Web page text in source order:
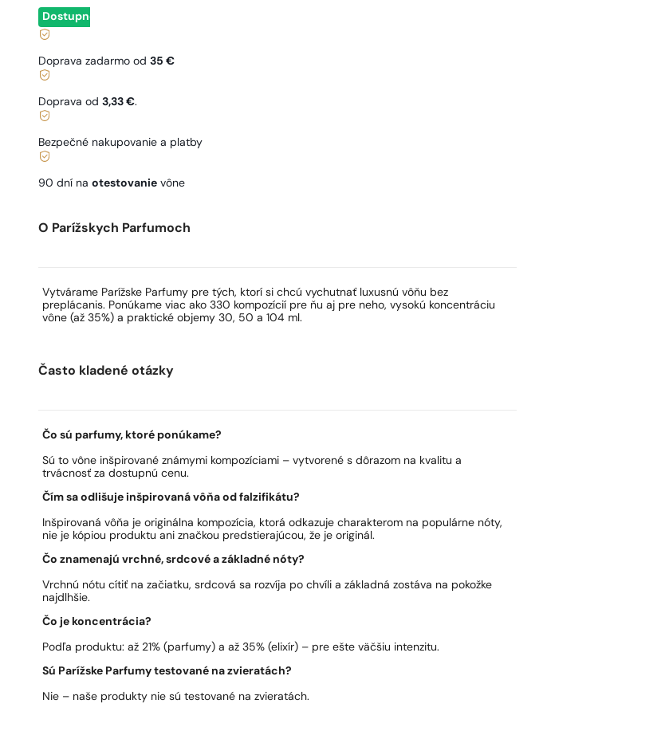
Dostupné
Doprava zadarmo od 35 €
Doprava od 3,33 €.
Bezpečné nakupovanie a platby
90 dní na otestovanie vône
O Parížskych Parfumoch
Vytvárame Parížske Parfumy pre tých, ktorí si chcú vychutnať luxusnú vôňu bez
preplácanis. Ponúkame viac ako 330 kompozícií pre ňu aj pre neho, vysokú koncentráciu
vône (až 35%) a praktické objemy 30, 50 a 104 ml.
Často kladené otázky
Čo sú parfumy, ktoré ponúkame?
Sú to vône inšpirované známymi kompozíciami – vytvorené s dôrazom na kvalitu a
trvácnosť za dostupnú cenu.
Čím sa odlišuje inšpirovaná vôňa od falzifikátu?
Inšpirovaná vôňa je originálna kompozícia, ktorá odkazuje charakterom na populárne nóty,
nie je kópiou produktu ani značkou predstierajúcou, že je originál.
Čo znamenajú vrchné, srdcové a základné nóty?
Vrchnú nótu cítiť na začiatku, srdcová sa rozvíja po chvíli a základná zostáva na pokožke
najdlhšie.
Čo je koncentrácia?
Podľa produktu: až 21% (parfumy) a až 35% (elixír) – pre ešte väčšiu intenzitu.
Sú Parížske Parfumy testované na zvieratách?
Nie – naše produkty nie sú testované na zvieratách.